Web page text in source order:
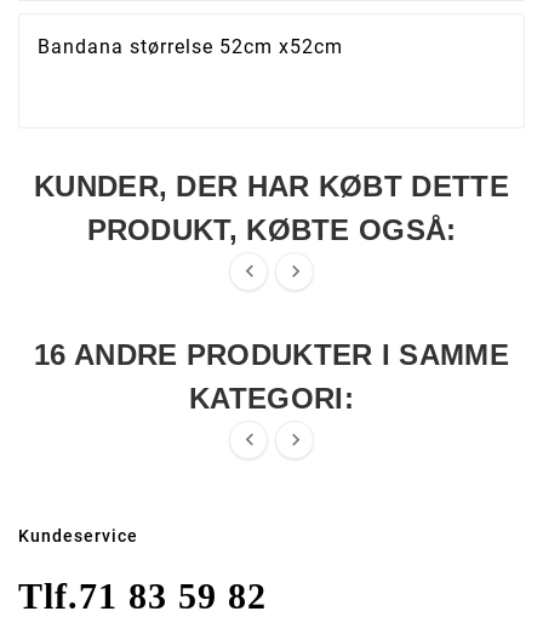
Bandana størrelse 52cm x52cm
KUNDER, DER HAR KØBT DETTE
PRODUKT, KØBTE OGSÅ:
 
16 ANDRE PRODUKTER I SAMME
KATEGORI:
 
Kundeservice
Tlf.71 83 59 82